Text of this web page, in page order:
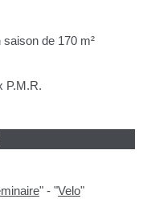
de 170 m²
P.M.R.
" - "Velo"